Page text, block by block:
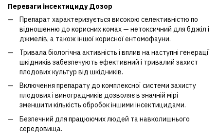
Переваги інсектициду Дозор
Препарат характеризується високою селективністю по
відношенню до корисних комах — нетоксичний для бджіл і
джмелів, а також іншої корисної ентомофауни.
Тривала біологічна активність і вплив на наступні генерації
шкідників забезпечують ефективний і тривалий захист
плодових культур від шкідників.
Включення препарату до комплексної системи захисту
плодових і виноградників дозволяє в значній мірі
зменшити кількість обробок іншими інсектицидами.
Безпечний для працюючих людей та навколишнього
середовища.